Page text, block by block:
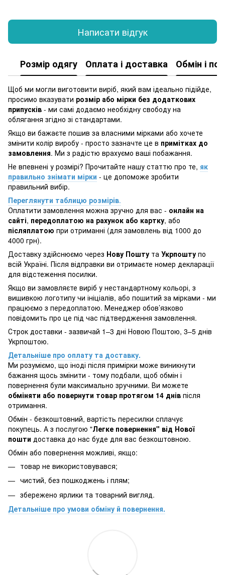
Написати відгук
Розмір одягу Оплата і доставка Обмін і
Щоб ми могли виготовити виріб, який вам ідеально підійде,
просимо вказувати розмір або мірки без додаткових
припусків - ми самі додаємо необхідну свободу на
облягання згідно зі стандартами.
Якщо ви бажаєте пошив за власними мірками або хочете
змінити колір виробу - просто зазначте це в примітках до
замовлення. Ми з радістю врахуємо ваші побажання.
Не впевнені у розмірі? Прочитайте нашу статтю про те, як
правильно знімати мірки - це допоможе зробити
правильний вибір.
Переглянути таблицю розмірів.
Оплатити замовлення можна зручно для вас - онлайн на
сайті, передоплатою на рахунок або картку, або
післяплатою при отриманні (для замовлень від 1000 до
4000 грн).
Доставку здійснюємо через Нову Пошту та Укрпошту по
всій Україні. Після відправки ви отримаєте номер декларації
для відстеження посилки.
Якщо ви замовляєте виріб у нестандартному кольорі, з
вишивкою логотипу чи ініціалів, або пошитий за мірками - ми
працюємо з передоплатою. Менеджер обов’язково
повідомить про це під час підтвердження замовлення.
Строк доставки - зазвичай 1–3 дні Новою Поштою, 3–5 днів
Укрпоштою.
Детальніше про оплату та доставку.
Ми розуміємо, що іноді після примірки може виникнути
бажання щось змінити - тому подбали, щоб обмін і
повернення були максимально зручними. Ви можете
обміняти або повернути товар протягом 14 днів після
отримання.
Обмін - безкоштовний, вартість пересилки сплачує
покупець. А з послугою "Легке повернення" від Нової
пошти доставка до нас буде для вас безкоштовною.
Обмін або повернення можливі, якщо:
товар не використовувався;
чистий, без пошкоджень і плям;
збережено ярлики та товарний вигляд.
Детальніше про умови обміну й повернення.